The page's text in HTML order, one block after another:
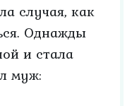
случая, как
Однажды
и стала
муж: